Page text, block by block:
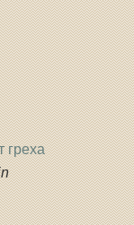
греха